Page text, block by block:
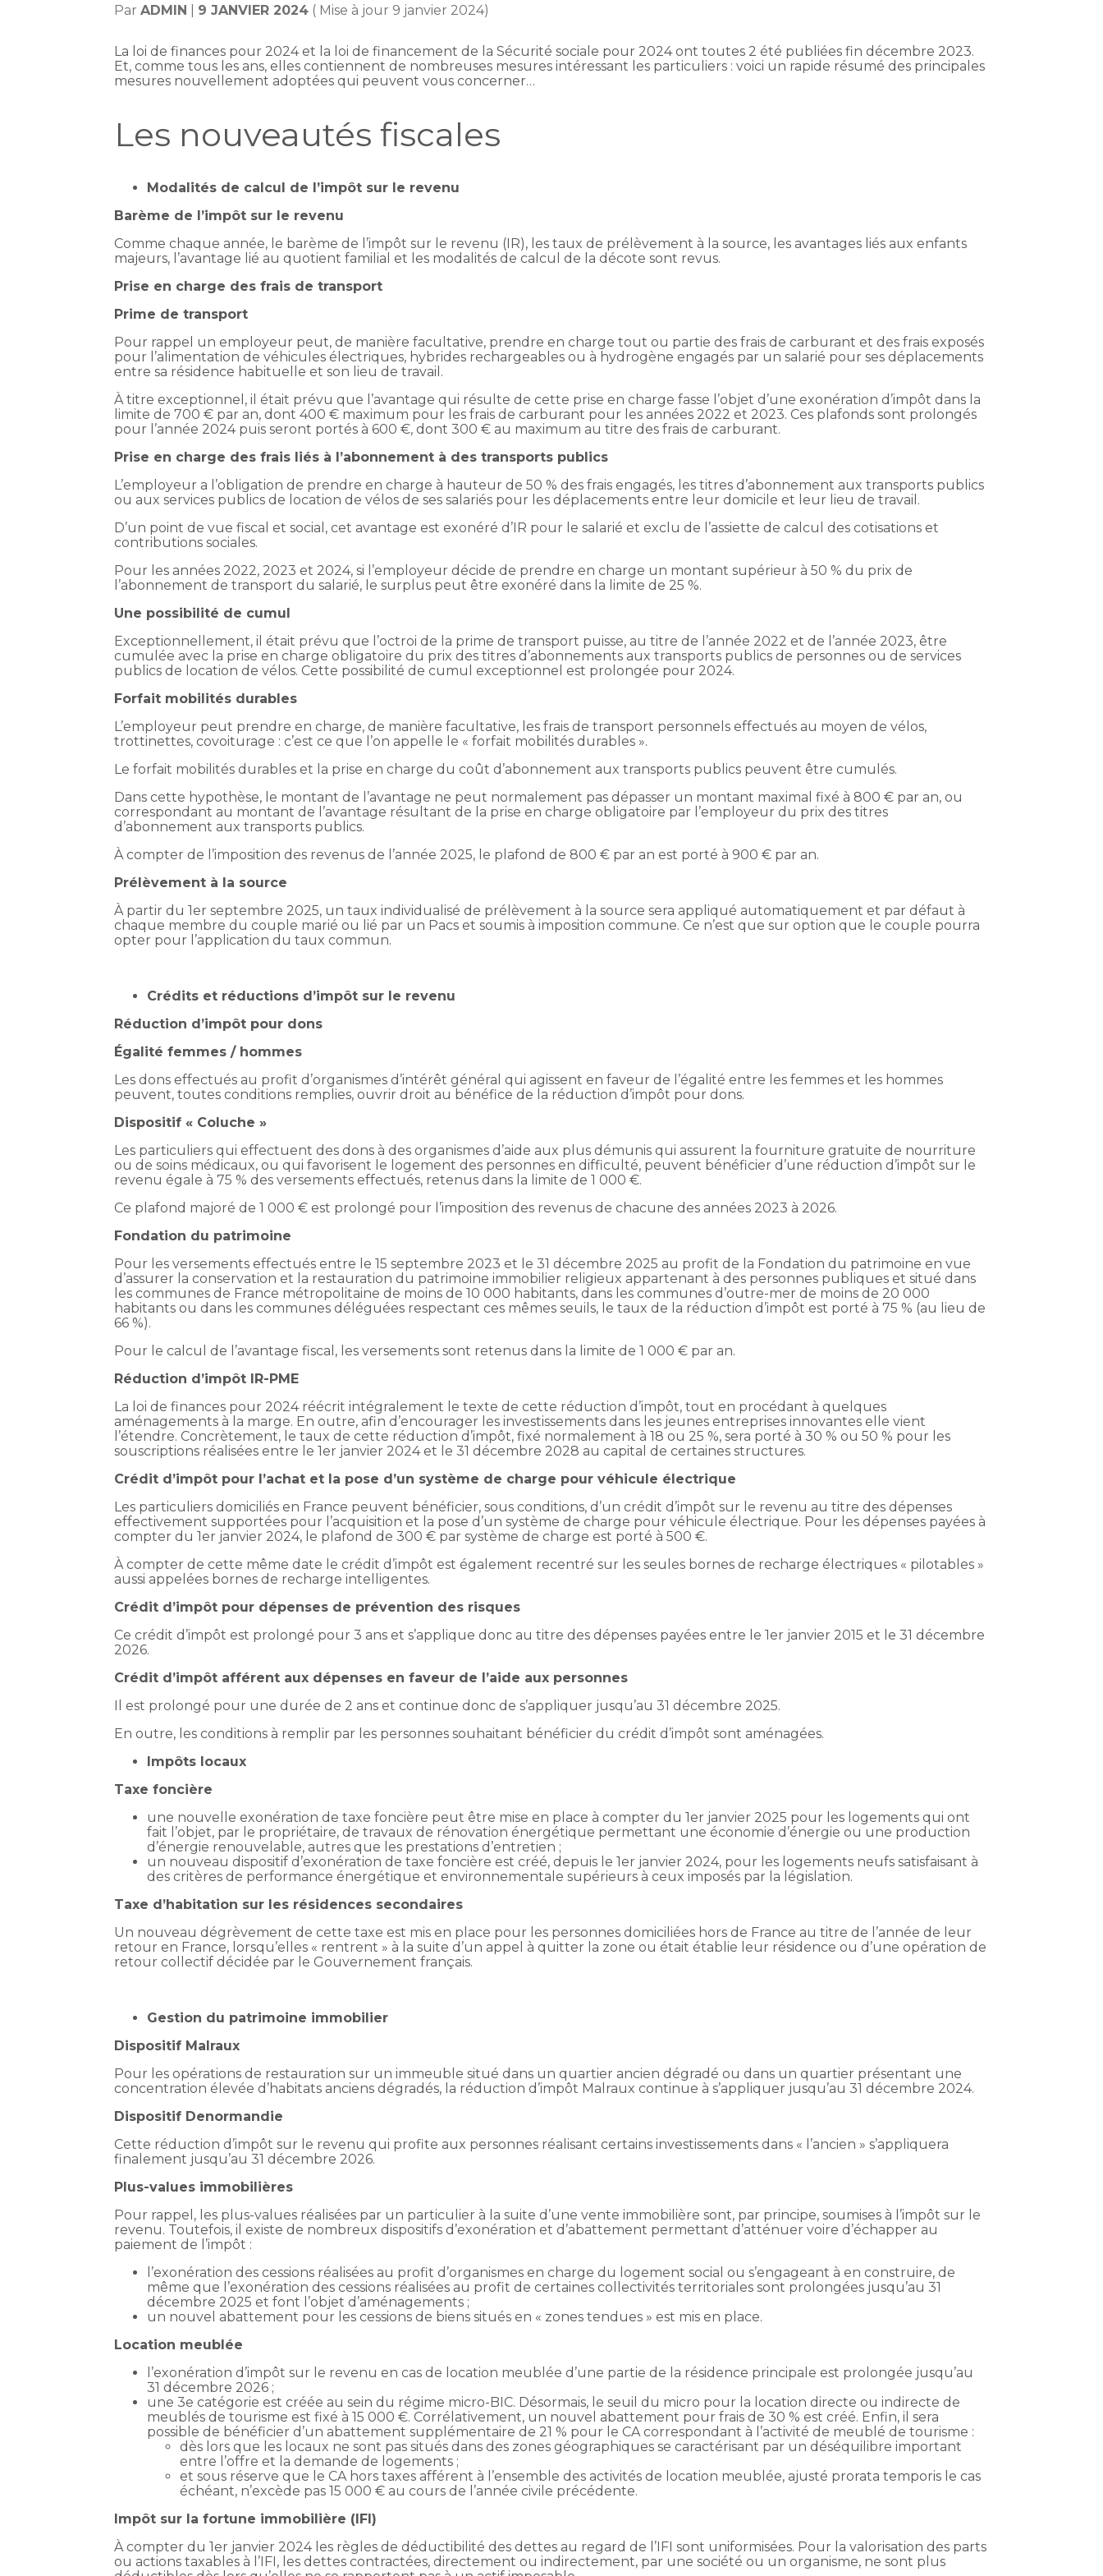
ParADMIN 9 JANVIER 2024 ( Mise à jour 9 janvier 2024)
La loi de finances pour 2024 et la loi de financement de la Sécurité sociale pour 2024 ont toutes 2 été publiées fin décembre 2023.
Et, comme tous les ans, elles contiennent de nombreuses mesures intéressant les particuliers : voici un rapide résumé des principales
mesures nouvellement adoptées qui peuvent vous concerner…
Les nouveautés fiscales
Modalités de calcul de l’impôt sur le revenu
Barème de l’impôt sur le revenu
Comme chaque année, le barème de l’impôt sur le revenu (IR), les taux de prélèvement à la source, les avantages liés aux enfants
majeurs, l’avantage lié au quotient familial et les modalités de calcul de la décote sont revus.
Prise en charge des frais de transport
Prime de transport
Pour rappel un employeur peut, de manière facultative, prendre en charge tout ou partie des frais de carburant et des frais exposés
pour l’alimentation de véhicules électriques, hybrides rechargeables ou à hydrogène engagés par un salarié pour ses déplacements
entre sa résidence habituelle et son lieu de travail.
À titre exceptionnel, il était prévu que l’avantage qui résulte de cette prise en charge fasse l’objet d’une exonération d’impôt dans la
limite de 700 € par an, dont 400 € maximum pour les frais de carburant pour les années 2022 et 2023. Ces plafonds sont prolongés
pour l’année 2024 puis seront portés à 600 €, dont 300 € au maximum au titre des frais de carburant.
Prise en charge des frais liés à l’abonnement à des transports publics
L’employeur a l’obligation de prendre en charge à hauteur de 50 % des frais engagés, les titres d’abonnement aux transports publics
ou aux services publics de location de vélos de ses salariés pour les déplacements entre leur domicile et leur lieu de travail.
D’un point de vue fiscal et social, cet avantage est exonéré d’IR pour le salarié et exclu de l’assiette de calcul des cotisations et
contributions sociales.
Pour les années 2022, 2023 et 2024, si l’employeur décide de prendre en charge un montant supérieur à 50 % du prix de
l’abonnement de transport du salarié, le surplus peut être exonéré dans la limite de 25 %.
Une possibilité de cumul
Exceptionnellement, il était prévu que l’octroi de la prime de transport puisse, au titre de l’année 2022 et de l’année 2023, être
cumulée avec la prise en charge obligatoire du prix des titres d’abonnements aux transports publics de personnes ou de services
publics de location de vélos. Cette possibilité de cumul exceptionnel est prolongée pour 2024.
Forfait mobilités durables
L’employeur peut prendre en charge, de manière facultative, les frais de transport personnels effectués au moyen de vélos,
trottinettes, covoiturage : c’est ce que l’on appelle le « forfait mobilités durables ».
Le forfait mobilités durables et la prise en charge du coût d’abonnement aux transports publics peuvent être cumulés.
Dans cette hypothèse, le montant de l’avantage ne peut normalement pas dépasser un montant maximal fixé à 800 € par an, ou
correspondant au montant de l’avantage résultant de la prise en charge obligatoire par l’employeur du prix des titres
d’abonnement aux transports publics.
À compter de l’imposition des revenus de l’année 2025, le plafond de 800 € par an est porté à 900 € par an.
Prélèvement à la source
À partir du 1er septembre 2025, un taux individualisé de prélèvement à la source sera appliqué automatiquement et par défaut à
chaque membre du couple marié ou lié par un Pacs et soumis à imposition commune. Ce n’est que sur option que le couple pourra
opter pour l’application du taux commun.
Crédits et réductions d’impôt sur le revenu
Réduction d’impôt pour dons
Égalité femmes / hommes
Les dons effectués au profit d’organismes d’intérêt général qui agissent en faveur de l’égalité entre les femmes et les hommes
peuvent, toutes conditions remplies, ouvrir droit au bénéfice de la réduction d’impôt pour dons.
Dispositif « Coluche »
Les particuliers qui effectuent des dons à des organismes d’aide aux plus démunis qui assurent la fourniture gratuite de nourriture
ou de soins médicaux, ou qui favorisent le logement des personnes en difficulté, peuvent bénéficier d’une réduction d’impôt sur le
revenu égale à 75 % des versements effectués, retenus dans la limite de 1 000 €.
Ce plafond majoré de 1 000 € est prolongé pour l’imposition des revenus de chacune des années 2023 à 2026.
Fondation du patrimoine
Pour les versements effectués entre le 15 septembre 2023 et le 31 décembre 2025 au profit de la Fondation du patrimoine en vue
d’assurer la conservation et la restauration du patrimoine immobilier religieux appartenant à des personnes publiques et situé dans
les communes de France métropolitaine de moins de 10 000 habitants, dans les communes d’outre-mer de moins de 20 000
habitants ou dans les communes déléguées respectant ces mêmes seuils, le taux de la réduction d’impôt est porté à 75 % (au lieu de
66 %).
Pour le calcul de l’avantage fiscal, les versements sont retenus dans la limite de 1 000 € par an.
Réduction d’impôt IR-PME
La loi de finances pour 2024 réécrit intégralement le texte de cette réduction d’impôt, tout en procédant à quelques
aménagements à la marge. En outre, afin d’encourager les investissements dans les jeunes entreprises innovantes elle vient
l’étendre. Concrètement, le taux de cette réduction d’impôt, fixé normalement à 18 ou 25 %, sera porté à 30 % ou 50 % pour les
souscriptions réalisées entre le 1er janvier 2024 et le 31 décembre 2028 au capital de certaines structures.
Crédit d’impôt pour l’achat et la pose d’un système de charge pour véhicule électrique
Les particuliers domiciliés en France peuvent bénéficier, sous conditions, d’un crédit d’impôt sur le revenu au titre des dépenses
effectivement supportées pour l’acquisition et la pose d’un système de charge pour véhicule électrique. Pour les dépenses payées à
compter du 1er janvier 2024, le plafond de 300 € par système de charge est porté à 500 €.
À compter de cette même date le crédit d’impôt est également recentré sur les seules bornes de recharge électriques « pilotables »
aussi appelées bornes de recharge intelligentes.
Crédit d’impôt pour dépenses de prévention des risques
Ce crédit d’impôt est prolongé pour 3 ans et s’applique donc au titre des dépenses payées entre le 1er janvier 2015 et le 31 décembre
2026.
Crédit d’impôt afférent aux dépenses en faveur de l’aide aux personnes
Il est prolongé pour une durée de 2 ans et continue donc de s’appliquer jusqu’au 31 décembre 2025.
En outre, les conditions à remplir par les personnes souhaitant bénéficier du crédit d’impôt sont aménagées.
Impôts locaux
Taxe foncière
une nouvelle exonération de taxe foncière peut être mise en place à compter du 1er janvier 2025 pour les logements qui ont
fait l’objet, par le propriétaire, de travaux de rénovation énergétique permettant une économie d’énergie ou une production
d’énergie renouvelable, autres que les prestations d’entretien ;
un nouveau dispositif d’exonération de taxe foncière est créé, depuis le 1er janvier 2024, pour les logements neufs satisfaisant à
des critères de performance énergétique et environnementale supérieurs à ceux imposés par la législation.
Taxe d’habitation sur les résidences secondaires
Un nouveau dégrèvement de cette taxe est mis en place pour les personnes domiciliées hors de France au titre de l’année de leur
retour en France, lorsqu’elles « rentrent » à la suite d’un appel à quitter la zone ou était établie leur résidence ou d’une opération de
retour collectif décidée par le Gouvernement français.
Gestion du patrimoine immobilier
Dispositif Malraux
Pour les opérations de restauration sur un immeuble situé dans un quartier ancien dégradé ou dans un quartier présentant une
concentration élevée d’habitats anciens dégradés, la réduction d’impôt Malraux continue à s’appliquer jusqu’au 31 décembre 2024.
Dispositif Denormandie
Cette réduction d’impôt sur le revenu qui profite aux personnes réalisant certains investissements dans « l’ancien » s’appliquera
finalement jusqu’au 31 décembre 2026.
Plus-values immobilières
Pour rappel, les plus-values réalisées par un particulier à la suite d’une vente immobilière sont, par principe, soumises à l’impôt sur le
revenu. Toutefois, il existe de nombreux dispositifs d’exonération et d’abattement permettant d’atténuer voire d’échapper au
paiement de l’impôt :
l’exonération des cessions réalisées au profit d’organismes en charge du logement social ou s’engageant à en construire, de
même que l’exonération des cessions réalisées au profit de certaines collectivités territoriales sont prolongées jusqu’au 31
décembre 2025 et font l’objet d’aménagements ;
un nouvel abattement pour les cessions de biens situés en « zones tendues » est mis en place.
Location meublée
l’exonération d’impôt sur le revenu en cas de location meublée d’une partie de la résidence principale est prolongée jusqu’au
31 décembre 2026 ;
une 3e catégorie est créée au sein du régime micro-BIC. Désormais, le seuil du micro pour la location directe ou indirecte de
meublés de tourisme est fixé à 15 000 €. Corrélativement, un nouvel abattement pour frais de 30 % est créé. Enfin, il sera
possible de bénéficier d’un abattement supplémentaire de 21 % pour le CA correspondant à l’activité de meublé de tourisme :
dès lors que les locaux ne sont pas situés dans des zones géographiques se caractérisant par un déséquilibre important
entre l’offre et la demande de logements ;
et sous réserve que le CA hors taxes afférent à l’ensemble des activités de location meublée, ajusté prorata temporis le cas
échéant, n’excède pas 15 000 € au cours de l’année civile précédente.
Impôt sur la fortune immobilière (IFI)
À compter du 1er janvier 2024 les règles de déductibilité des dettes au regard de l’IFI sont uniformisées. Pour la valorisation des parts
ou actions taxables à l’IFI, les dettes contractées, directement ou indirectement, par une société ou un organisme, ne sont plus